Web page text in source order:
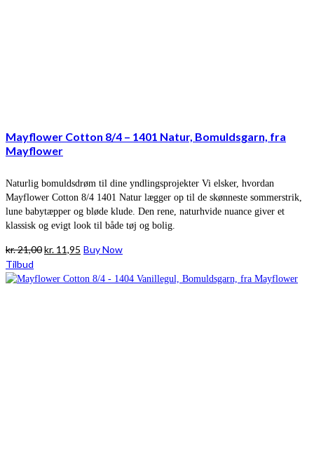
Mayflower Cotton 8/4 – 1401 Natur, Bomuldsgarn, fra
Mayflower
Naturlig bomuldsdrøm til dine yndlingsprojekter Vi elsker, hvordan
Mayflower Cotton 8/4 1401 Natur lægger op til de skønneste sommerstrik,
lune babytæpper og bløde klude. Den rene, naturhvide nuance giver et
klassisk og evigt look til både tøj og bolig.
kr.21,00Den
pris
kr. 11,95 Den
pris
Buy Now
Tilbud